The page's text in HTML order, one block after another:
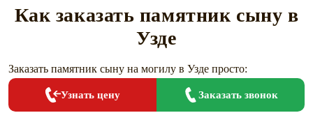
Как заказать памятник сыну в
Узде
Заказать памятник сыну на могилу в Узде просто:
Позвоните нам по телефонам: +375447433039,
Узнать цену Заказать звонок